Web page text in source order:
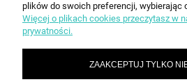
MOJE
plików do swoich preferencji, wybierając
Więcej o plikach cookies przeczytasz w
prywatności.
ZAAKCEPTUJ TYLKO